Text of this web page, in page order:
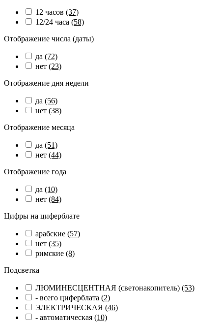
12 часов (37)
12/24 часа (58)
Отображение числа (даты)
да (72)
нет (23)
Отображение дня недели
да (56)
нет (38)
Отображение месяца
да (51)
нет (44)
Отображение года
да (10)
нет (84)
Цифры на циферблате
арабские (57)
нет (35)
римские (8)
Подсветка
ЛЮМИНЕСЦЕНТНАЯ (светонакопитель) (53)
- всего циферблата (2)
ЭЛЕКТРИЧЕСКАЯ (46)
- автоматическая (10)